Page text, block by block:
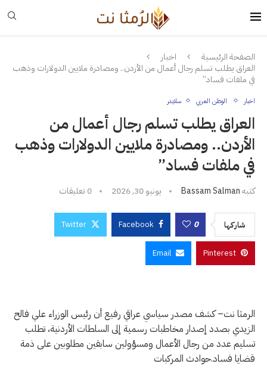
الصفحة الرئيسية
اخبار
العراق يطلب تسلم رجال أعمال من الأردن.. ومصادرة ملايين الدولارات وذهب
في ملفات فساد”
اخبار الوطن العربي سلايدر
العراق يطلب تسلم رجال أعمال من
الأردن.. ومصادرة ملايين الدولارات وذهب
في ملفات فساد”
كتبهBassam Salman يونيو 30, 2026 0 تعليقات
شاركها 0
Facebook
Twitter
Pinterest
Email
الرمثا نت– كشف مصدر سياسي عراقي رفيع أن رئيس الوزراء علي فالح
الزيدي بصدد إصدار مخاطبات رسمية إلى السلطات الأردنية، تطلب
تسليم عدد من رجال الأعمال ومسؤولين سابقين مطلوبين على ذمة
قضايا فساد.حوادث المركبات